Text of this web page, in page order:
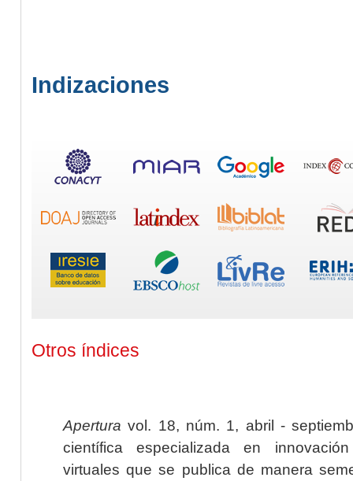
Indizaciones
Otros índices
Apertura vol. 18, núm. 1, abril -
científica especializada en
virtuales que se publica de manera